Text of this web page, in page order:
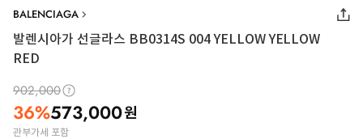
BALENCIAGA
발렌시아가 선글라스 BB0314S 004 YELLOW YELLOW
RED
902,000
36%573,000원
관부가세 포함